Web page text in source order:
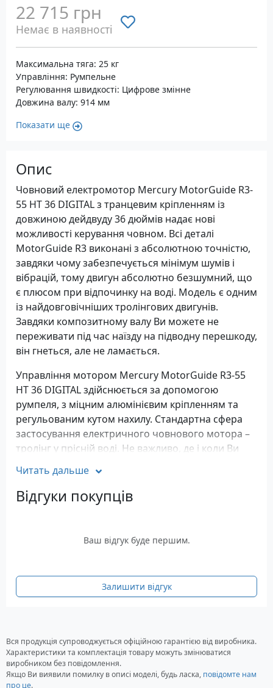
22 715 грн
Немає в наявності
Максимальна тяга: 25 кг
Управління: Румпельне
Регулювання швидкості: Цифрове змінне
Довжина валу: 914 мм
Показати ще
Опис
Човновий електромотор Mercury MotorGuide R3-
55 HT 36 DIGITAL з транцевим кріпленням із
довжиною дейдвуду 36 дюймів надає нові
можливості керування човном. Всі деталі
MotorGuide R3 виконані з абсолютною точністю,
завдяки чому забезпечується мінімум шумів і
вібрацій, тому двигун абсолютно безшумний, що
є плюсом при відпочинку на воді. Модель є одним
із найдовговічніших тролінгових двигунів.
Завдяки композитному валу Ви можете не
переживати під час наїзду на підводну перешкоду,
він гнеться, але не ламається.
Управління мотором Mercury MotorGuide R3-55
HT 36 DIGITAL здійснюється за допомогою
румпеля, з міцним алюмінієвим кріпленням та
регульованим кутом нахилу. Стандартна сфера
застосування електричного човнового мотора –
тролінг у прісній воді. Не важливо, де і коли Ви
будь-яких умов. Модель ідеально підійде для
риболовлі тролінгом, а також як допоміжний для
легкої зміни місця лову без використання
довжина човна до 6,1м.
Variable
Кріплення з 7-позиційним регулюванням
занурення в один дотик
Композитний вал забезпечує міцність та
довговічність
Читать дальше
Відгуки покупців
Ваш відгук буде першим.
Залишити відгук
Вся продукція супроводжується офіційною гарантією від виробника.
Характеристики та комплектація товару можуть змінюватися
виробником без повідомлення.
Якщо Ви виявили помилку в описі моделі, будь ласка, повідомте нам
про це.